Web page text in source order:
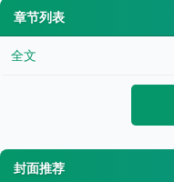
章节列表
全文
封面推荐